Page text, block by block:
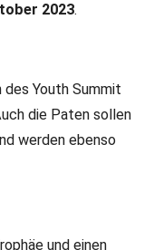
2023.
des Youth Summit
die Paten sollen
werden ebenso
und einen